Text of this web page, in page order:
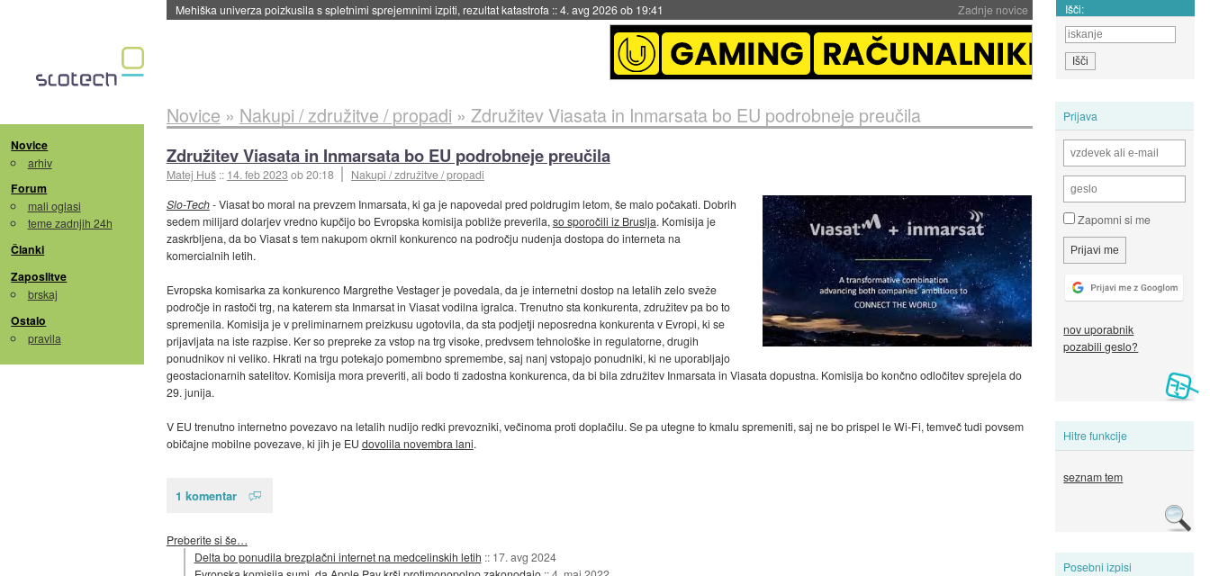
Zadnje novice
Mehiška univerza poizkusila s spletnimi sprejemnimi izpiti, rezultat katastrofa ::4. avg 2026 ob 19:41 Išči:
Novice
arhiv
Forum
mali oglasi
teme zadnjih 24h
Članki
Zaposlitve
brskaj
Ostalo
pravila
Prijava
Zapomni si me
nov uporabnik
pozabili geslo?
Hitre funkcije
seznam tem
Posebni izpisi
Novice » Nakupi / združitve / propadi » Združitev Viasata in Inmarsata bo EU podrobneje preučila
Združitev Viasata in Inmarsata bo EU podrobneje preučila
Matej Huš :: 14. feb 2023 ob 20:18
Nakupi / združitve / propadi
Slo-Tech- Viasat bo moral na prevzem Inmarsata, ki ga je napovedal pred poldrugim letom, še malo počakati. Dobrih
sedem milijard dolarjev vredno kupčijo bo Evropska komisija pobliže preverila, so sporočili iz Bruslja. Komisija je
zaskrbljena, da bo Viasat s tem nakupom okrnil konkurenco na področju nudenja dostopa do interneta na
komercialnih letih.
Evropska komisarka za konkurenco Margrethe Vestager je povedala, da je internetni dostop na letalih zelo sveže
področje in rastoči trg, na katerem sta Inmarsat in Viasat vodilna igralca. Trenutno sta konkurenta, združitev pa bo to
spremenila. Komisija je v preliminarnem preizkusu ugotovila, da sta podjetji neposredna konkurenta v Evropi, ki se
prijavljata na iste razpise. Ker so prepreke za vstop na trg visoke, predvsem tehnološke in regulatorne, drugih
ponudnikov ni veliko. Hkrati na trgu potekajo pomembno spremembe, saj nanj vstopajo ponudniki, ki ne uporabljajo
geostacionarnih satelitov. Komisija mora preveriti, ali bodo ti zadostna konkurenca, da bi bila združitev Inmarsata in Viasata dopustna. Komisija bo končno odločitev sprejela do
29. junija.
V EU trenutno internetno povezavo na letalih nudijo redki prevozniki, večinoma proti doplačilu. Se pa utegne to kmalu spremeniti, saj ne bo prispel le Wi-Fi, temveč tudi povsem
običajne mobilne povezave, ki jih je EU dovolila novembra lani.
1 komentar
Preberite si še…
Delta bo ponudila brezplačni internet na medcelinskih letih :: 17. avg 2024